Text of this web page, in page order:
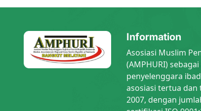
Information
Asosiasi Muslim
(AMPHURI)
penyelenggara
asosiasi tertua dan
2007, dengan